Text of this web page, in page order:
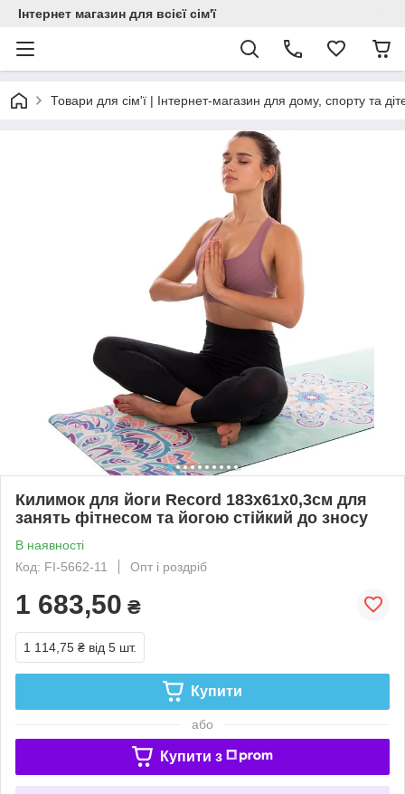
Інтернет магазин для всієї сім'ї
Товари для сім'ї | Інтернет-магазин для дому, спорту та
Килимок для йоги Record 183x61x0,3см для
занять фітнесом та йогою стійкий до зносу
В наявності
Код: FI-5662-11
Опт і роздріб
1 683,50 ₴
1 114,75 ₴ від 5 шт.
Купити
або
Купити з